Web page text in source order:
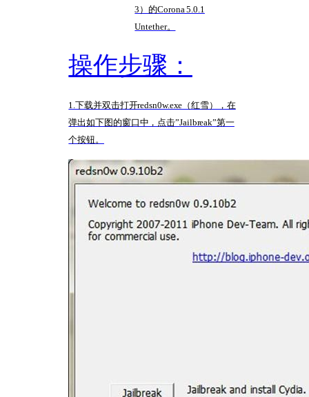
3）的Corona 5.0.1
Untether。
操作步骤：
1.下载并双击打开redsn0w.exe（红雪），在
弹出如下图的窗口中，点击”Jailbreak”第一
个按钮。